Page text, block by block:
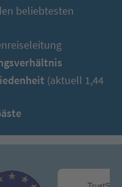
beliebtesten
(aktuell 1,44